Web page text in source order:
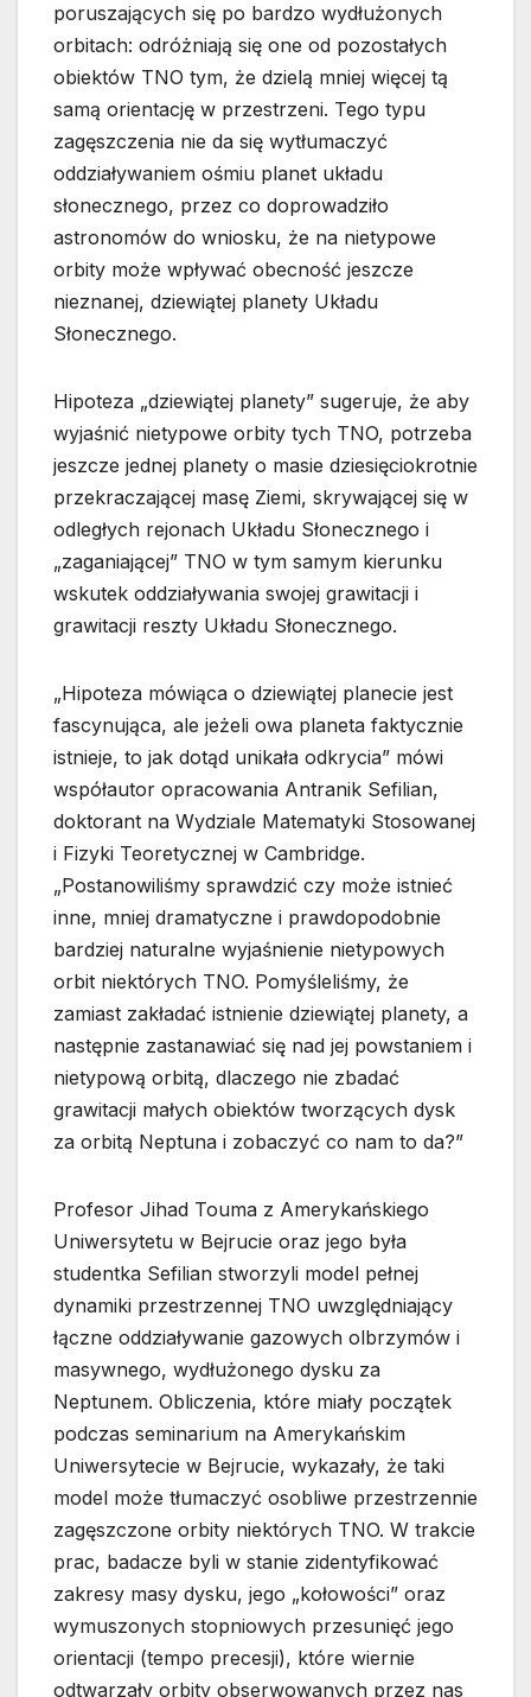
poruszających się po bardzo wydłużonych
orbitach: odróżniają się one od pozostałych
obiektów TNO tym, że dzielą mniej więcej tą
samą orientację w przestrzeni. Tego typu
zagęszczenia nie da się wytłumaczyć
oddziaływaniem ośmiu planet układu
słonecznego, przez co doprowadziło
astronomów do wniosku, że na nietypowe
orbity może wpływać obecność jeszcze
nieznanej, dziewiątej planety Układu
Słonecznego.
Hipoteza „dziewiątej planety” sugeruje, że aby
wyjaśnić nietypowe orbity tych TNO, potrzeba
jeszcze jednej planety o masie dziesięciokrotnie
przekraczającej masę Ziemi, skrywającej się w
odległych rejonach Układu Słonecznego i
„zaganiającej” TNO w tym samym kierunku
wskutek oddziaływania swojej grawitacji i
grawitacji reszty Układu Słonecznego.
„Hipoteza mówiąca o dziewiątej planecie jest
fascynująca, ale jeżeli owa planeta faktycznie
istnieje, to jak dotąd unikała odkrycia” mówi
współautor opracowania Antranik Sefilian,
doktorant na Wydziale Matematyki Stosowanej
i Fizyki Teoretycznej w Cambridge.
„Postanowiliśmy sprawdzić czy może istnieć
inne, mniej dramatyczne i prawdopodobnie
bardziej naturalne wyjaśnienie nietypowych
orbit niektórych TNO. Pomyśleliśmy, że
zamiast zakładać istnienie dziewiątej planety, a
następnie zastanawiać się nad jej powstaniem i
nietypową orbitą, dlaczego nie zbadać
grawitacji małych obiektów tworzących dysk
za orbitą Neptuna i zobaczyć co nam to da?”
Profesor Jihad Touma z Amerykańskiego
Uniwersytetu w Bejrucie oraz jego była
studentka Sefilian stworzyli model pełnej
dynamiki przestrzennej TNO uwzględniający
łączne oddziaływanie gazowych olbrzymów i
masywnego, wydłużonego dysku za
Neptunem. Obliczenia, które miały początek
podczas seminarium na Amerykańskim
Uniwersytecie w Bejrucie, wykazały, że taki
model może tłumaczyć osobliwe przestrzennie
zagęszczone orbity niektórych TNO. W trakcie
prac, badacze byli w stanie zidentyfikować
zakresy masy dysku, jego „kołowości” oraz
wymuszonych stopniowych przesunięć jego
orientacji (tempo precesji), które wiernie
odtwarzały orbity obserwowanych przez nas